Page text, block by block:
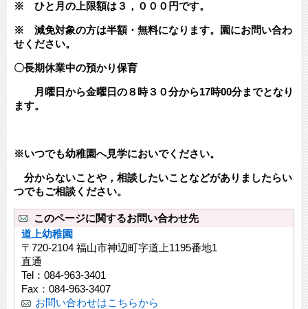
※ ひと月の上限額は３，０００円です。
※ 減免対象の方は半額・無料になります。園にお問い合わ
せください。
〇長期休業中の預かり保育
月曜日から金曜日の８時３０分から17時00分までとなり
ます。
※いつでも幼稚園へ見学においでください。
分からないことや，相談したいことなどがありましたらい
つでもご相談ください。
このページに関するお問い合わせ先
道上幼稚園
〒720-2104 福山市神辺町字道上1195番地1
直通
Tel：084-963-3401
Fax：084-963-3407
お問い合わせはこちらから